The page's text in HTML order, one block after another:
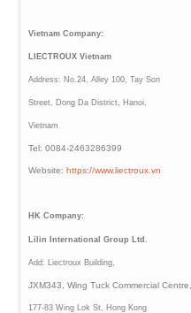
Vietnam Company:
LIECTROUX Vietnam
Address: No.24, Alley 100, Tay Son
Street, Dong Da District, Hanoi,
Vietnam
Tel: 0084-2463286399
Website: https://www.liectroux.vn
HK Company:
Lilin International Group Ltd.
Add: Liectroux Building,
JXM343, Wing Tuck Commercial Centre,
177-83 Wing Lok St, Hong Kong